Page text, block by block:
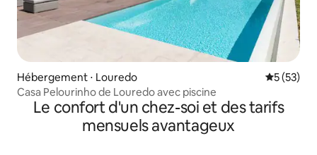
Hébergement ⋅ Louredo
5 (53)
Casa Pelourinho de Louredo avec piscine
Le confort d'un chez-soi et des tarifs
mensuels avantageux